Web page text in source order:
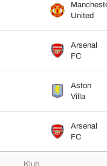
United
Arsenal
FC
Aston
Villa
Arsenal
FC
Klub